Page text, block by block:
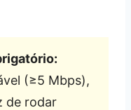
(≥5 Mbps),
de rodar